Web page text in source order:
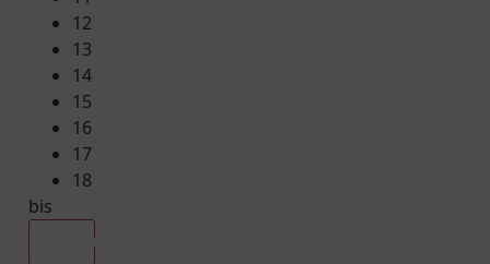
12
13
14
15
16
17
18
bis